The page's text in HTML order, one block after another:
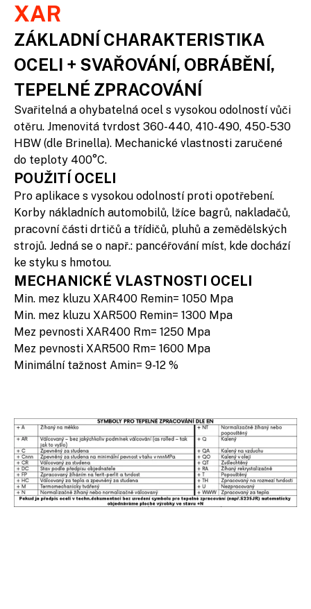
XAR
ZÁKLADNÍ CHARAKTERISTIKA
OCELI + SVAŘOVÁNÍ, OBRÁBĚNÍ,
TEPELNÉ ZPRACOVÁNÍ
Svařitelná a ohybatelná ocel s vysokou odolností vůči
otěru. Jmenovitá tvrdost 360-440, 410-490, 450-530
HBW (dle Brinella). Mechanické vlastnosti zaručené
do teploty 400°C.
POUŽITÍ OCELI
Pro aplikace s vysokou odolností proti opotřebení.
Korby nákladních automobilů, lžíce bagrů, nakladačů,
pracovní části drtičů a třídičů, pluhů a zemědělských
strojů. Jedná se o např.: pancéřování míst, kde dochází
ke styku s hmotou.
MECHANICKÉ VLASTNOSTI OCELI
Min. mez kluzu XAR400 Remin= 1050 Mpa
Min. mez kluzu XAR500 Remin= 1300 Mpa
Mez pevnosti XAR400 Rm= 1250 Mpa
Mez pevnosti XAR500 Rm= 1600 Mpa
Minimální tažnost Amin= 9-12 %